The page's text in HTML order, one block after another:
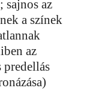
sajnos az
a színek
az
predellás